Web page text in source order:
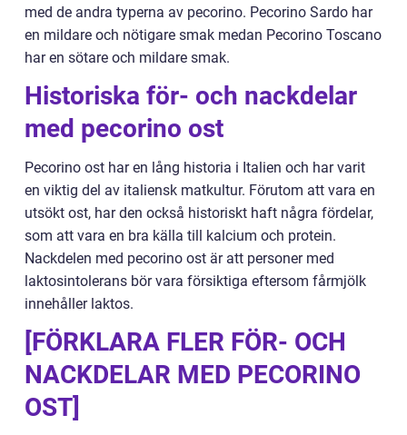
med de andra typerna av pecorino. Pecorino Sardo har
en mildare och nötigare smak medan Pecorino Toscano
har en sötare och mildare smak.
Historiska för- och nackdelar
med pecorino ost
Pecorino ost har en lång historia i Italien och har varit
en viktig del av italiensk matkultur. Förutom att vara en
utsökt ost, har den också historiskt haft några fördelar,
som att vara en bra källa till kalcium och protein.
Nackdelen med pecorino ost är att personer med
laktosintolerans bör vara försiktiga eftersom fårmjölk
innehåller laktos.
[FÖRKLARA FLER FÖR- OCH
NACKDELAR MED PECORINO
OST]